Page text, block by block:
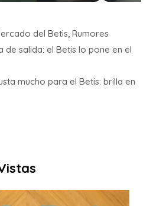
del Betis, Rumores
de salida: el Betis lo pone en el
mucho para el Betis: brilla en